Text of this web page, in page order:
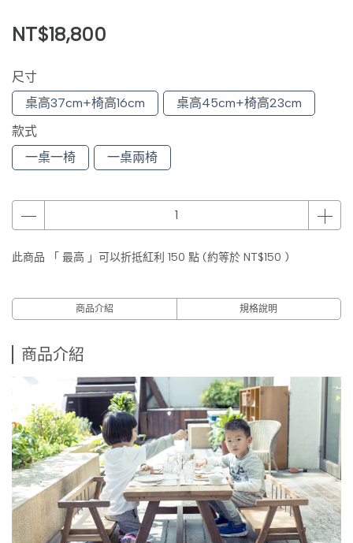
NT$18,800
尺寸
桌高37cm+椅高16cm
桌高45cm+椅高23cm
款式
一桌一椅
一桌兩椅
此商品 「 最高 」可以折抵紅利 150 點 (約等於 NT$150 )
商品介紹 規格說明
商品介紹